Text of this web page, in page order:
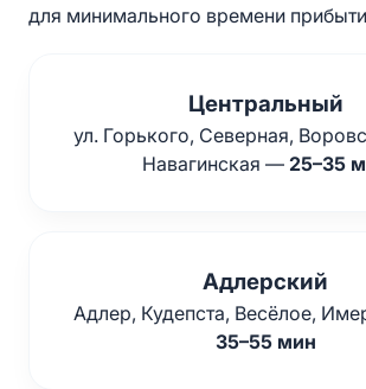
для минимального времени
Центральный
ул. Горького, Северная,
Навагинская — 25–35
Адлерский
Адлер, Кудепста, Весёлое,
35–55 мин